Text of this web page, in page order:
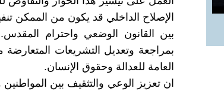
الإصلاح الداخلي قد يكون من الممكن
بين القانون الوضعي واحترام
بمراجعة وتعديل التشريعات المتعارضة
العامة للعدالة وحقوق الإنسان.
ان تعزيز الوعي والتثقيف بين